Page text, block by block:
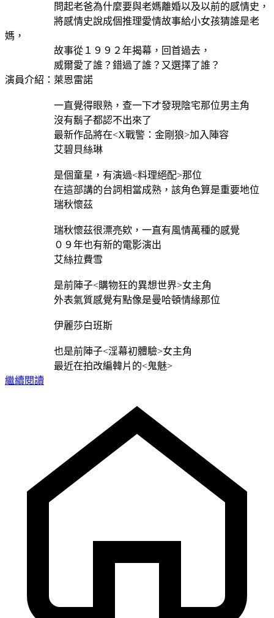
問起老爸為什麼要與老媽離婚以及以前的感情史，
將感情史說成個推理愛情故事給小女孩猜誰是老
媽，
故事從１９９２年揭幕，回首過去，
威爾愛了誰？錯過了誰？又選擇了誰？
演員介紹：萊恩雷諾
一直覺得眼熟，查一下才發現陰宅那位男主角
沒有鬍子都認不出來了
最新作品將在<X戰警：金剛狼>加入陣容
艾碧貝絲琳
是個童星，有演過<料理絕配>那位
在這部講的台詞相當成熟，該角色算是重要地位
瑞秋懷茲
瑞秋懷茲很漂亮欸，一直有風情萬種的感覺
０９年也有新的電影演出
艾絲拉費雪
是前陣子<購物狂的異想世界>女主角
外表氣質感覺有點像是曼哈頓情緣那位
伊麗莎白班斯
也是前陣子<淫幕初體驗>女主角
最近在拍改編韓片的<鬼魅>
繼續閱讀